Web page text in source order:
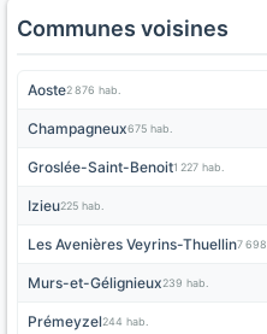
Communes voisines
Aoste2 876 hab.
Champagneux675 hab.
Groslée-Saint-Benoit1 227 hab.
Izieu225 hab.
Les Avenières Veyrins-Thuellin7 698
Murs-et-Gélignieux239 hab.
Prémeyzel244 hab.